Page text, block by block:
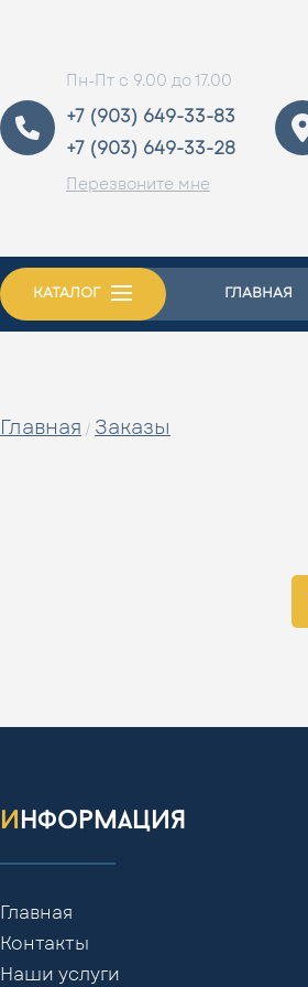
Пн-Пт с 9.00 до 17.00
+7 (903) 649-33-83
+7 (903) 649-33-28
Перезвоните мне
КАТАЛОГ ГЛАВНАЯ
Главная / Заказы
информация
Главная
Контакты
Наши услуги